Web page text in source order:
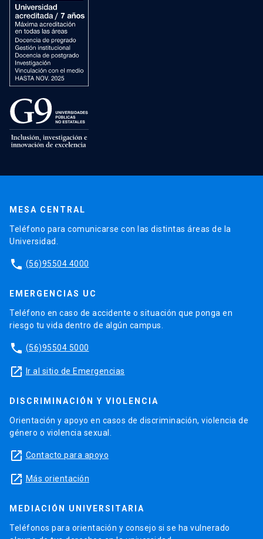
MESA CENTRAL
Teléfono para comunicarse con las distintas áreas de la
Universidad.
phone (56)95504 4000
EMERGENCIAS UC
Teléfono en caso de accidente o situación que ponga en
riesgo tu vida dentro de algún campus.
phone (56)95504 5000
launch Ir al sitio de Emergencias
DISCRIMINACIÓN Y VIOLENCIA
Orientación y apoyo en casos de discriminación, violencia de
género o violencia sexual.
launch Contacto para apoyo
launch Más orientación
MEDIACIÓN UNIVERSITARIA
Teléfonos para orientación y consejo si se ha vulnerado